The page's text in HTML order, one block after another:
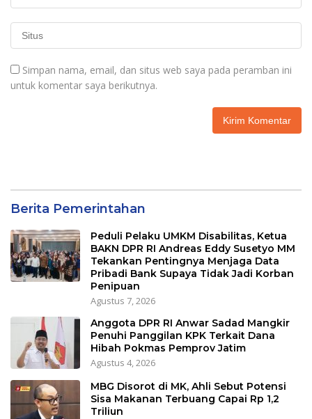
Simpan nama, email, dan situs web saya pada peramban ini
untuk komentar saya berikutnya.
Berita Pemerintahan
Peduli Pelaku UMKM Disabilitas, Ketua
BAKN DPR RI Andreas Eddy Susetyo MM
Tekankan Pentingnya Menjaga Data
Pribadi Bank Supaya Tidak Jadi Korban
Penipuan
Agustus 7, 2026
Anggota DPR RI Anwar Sadad Mangkir
Penuhi Panggilan KPK Terkait Dana
Hibah Pokmas Pemprov Jatim
Agustus 4, 2026
MBG Disorot di MK, Ahli Sebut Potensi
Sisa Makanan Terbuang Capai Rp 1,2
Triliun